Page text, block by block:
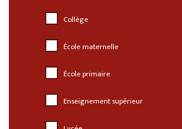
Collège
École maternelle
École primaire
Enseignement supérieur